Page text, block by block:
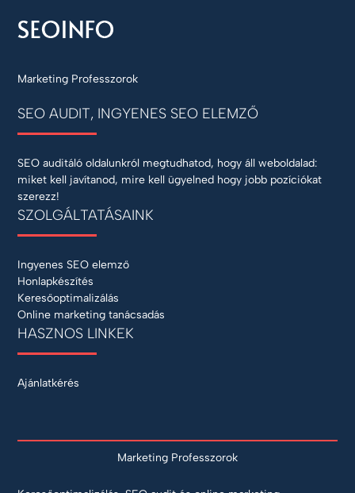
Marketing Professzorok
SEO AUDIT, INGYENES SEO ELEMZŐ
SEO auditáló oldalunkról megtudhatod, hogy áll weboldalad:
miket kell javítanod, mire kell ügyelned hogy jobb pozíciókat
szerezz!
SZOLGÁLTATÁSAINK
Ingyenes SEO elemző
Honlapkészítés
Keresőoptimalizálás
Online marketing tanácsadás
HASZNOS LINKEK
Ajánlatkérés
Marketing Professzorok